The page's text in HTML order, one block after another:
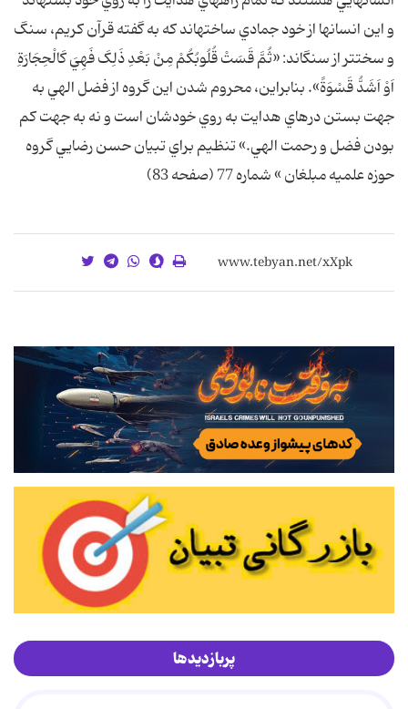
و اين انسانها از خود جمادي ساخته‏اند که به گفته قرآن کريم، سنگ
و سخت‏تر از سنگ‏اند: «ثُمَّ قَسَتْ قُلُوبُکُمْ مِنْ بَعْدِ ذَلِکَ فَهِيَ کَالْحِجَارَةِ
اَوْ اَشَدُّ قَسْوَةً». بنابراين، محروم شدن اين گروه از فضل الهي به
جهت بستن درهاي هدايت به روي خودشان است و نه به جهت کم
بودن فضل و رحمت الهي.» تنظيم براي تبيان حسن رضايي گروه
حوزه علميه مبلغان » شماره 77 (صفحه 83)
پربازدیدها